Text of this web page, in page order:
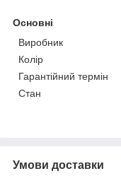
Основні
Виробник
Колір
Гарантійний термін
Стан
Умови доставки